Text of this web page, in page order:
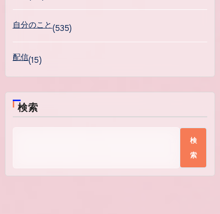
自分のこと(535)
配信(15)
検索
検
索